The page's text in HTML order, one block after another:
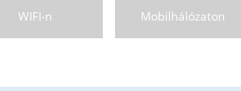
WIFI-n Mobilhálózaton